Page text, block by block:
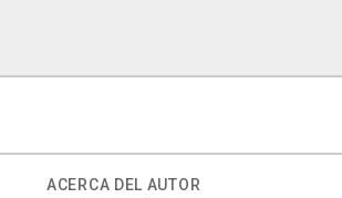
ACERCA DEL AUTOR